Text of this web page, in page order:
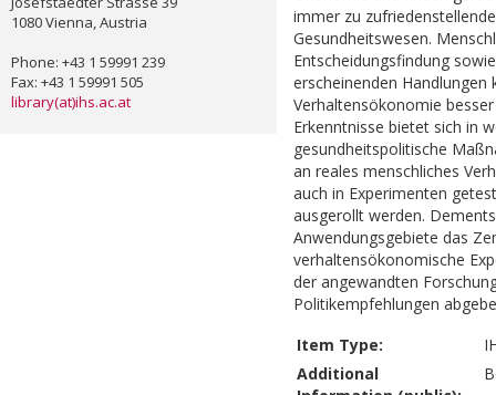
1080 Vienna, Austria
Phone: +43 1 59991 239
Fax: +43 1 59991 505
library(at)ihs.ac.at
immer zu
Gesundheitswesen.
Entscheidungsfindung
erscheinenden
Verhaltensökonomie
Erkenntnisse bietet sich in
gesundheitspolitische
an reales menschliches
auch in Experimenten
ausgerollt werden.
Anwendungsgebiete das
verhaltensökonomische
der angewandten
Politikempfehlungen
Item Type:
Additional